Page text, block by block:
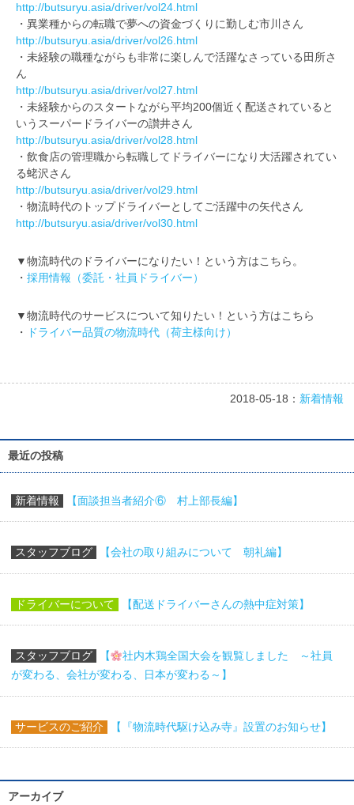
http://butsuryu.asia/driver/vol24.html
・異業種からの転職で夢への資金づくりに勤しむ市川さん
http://butsuryu.asia/driver/vol26.html
・未経験の職種ながらも非常に楽しんで活躍なさっている田所さ
ん
http://butsuryu.asia/driver/vol27.html
・未経験からのスタートながら平均200個近く配送されていると
いうスーパードライバーの讃井さん
http://butsuryu.asia/driver/vol28.html
・飲食店の管理職から転職してドライバーになり大活躍されてい
る蛯沢さん
http://butsuryu.asia/driver/vol29.html
・物流時代のトップドライバーとしてご活躍中の矢代さん
http://butsuryu.asia/driver/vol30.html
▼物流時代のドライバーになりたい！という方はこちら。
・ 採用情報（委託・社員ドライバー）
▼物流時代のサービスについて知りたい！という方はこちら
・
ドライバー品質の物流時代（荷主様向け）
2018-05-18： 新着情報
最近の投稿
新着情報 【面談担当者紹介⑥ 村上部長編】
スタッフブログ 【会社の取り組みについて 朝礼編】
ドライバーについて 【配送ドライバーさんの熱中症対策】
スタッフブログ 【
社内木鶏全国大会を観覧しました ～社員
が変わる、会社が変わる、日本が変わる～】
サービスのご紹介 【『物流時代駆け込み寺』設置のお知らせ】
アーカイブ